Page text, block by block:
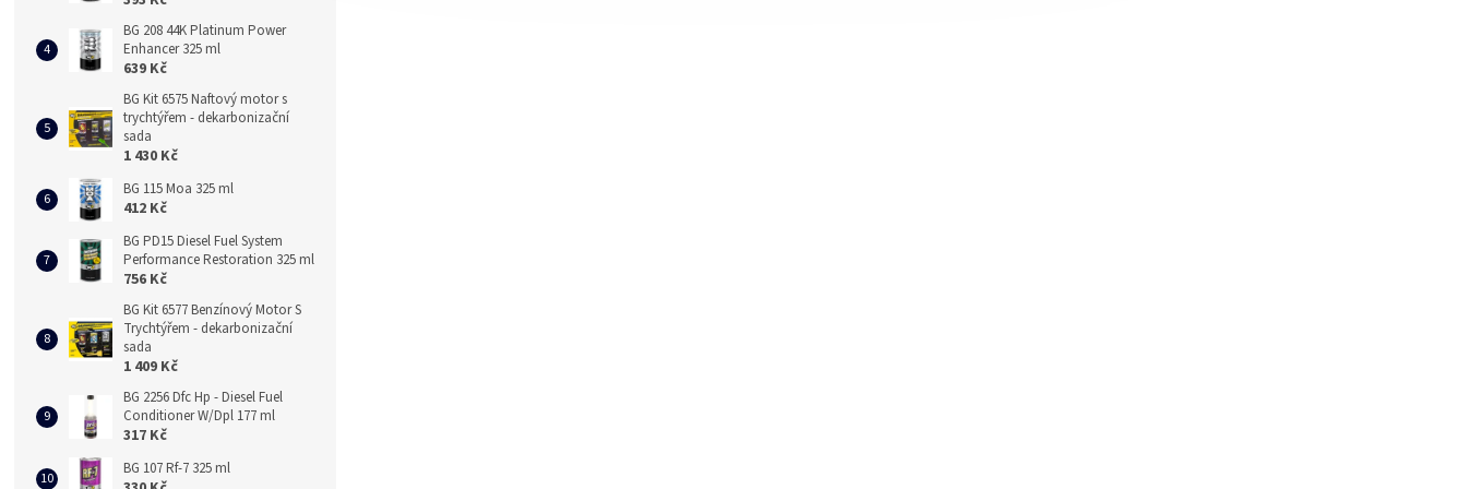
BG 208 44K Platinum Power
Enhancer 325 ml
639 Kč
BG Kit 6575 Naftový motor s
trychtýřem - dekarbonizační
sada
1 430 Kč
BG 115 Moa 325 ml
412 Kč
BG PD15 Diesel Fuel System
Performance Restoration 325 ml
756 Kč
BG Kit 6577 Benzínový Motor S
Trychtýřem - dekarbonizační
sada
1 409 Kč
BG 2256 Dfc Hp - Diesel Fuel
Conditioner W/Dpl 177 ml
317 Kč
BG 107 Rf-7 325 ml